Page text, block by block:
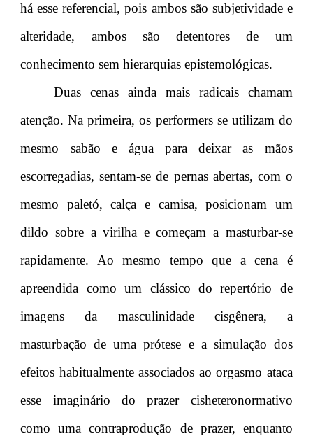
há esse referencial, pois ambos são subjetividade e
alteridade, ambos são detentores de um
conhecimento sem hierarquias epistemológicas.
Duas cenas ainda mais radicais chamam
atenção. Na primeira, os performers se utilizam do
mesmo sabão e água para deixar as mãos
escorregadias, sentam-se de pernas abertas, com o
mesmo paletó, calça e camisa, posicionam um
dildo sobre a virilha e começam a masturbar-se
rapidamente. Ao mesmo tempo que a cena é
apreendida como um clássico do repertório de
imagens da masculinidade cisgênera, a
masturbação de uma prótese e a simulação dos
efeitos habitualmente associados ao orgasmo ataca
esse imaginário do prazer cisheteronormativo
como uma contraprodução de prazer, enquanto